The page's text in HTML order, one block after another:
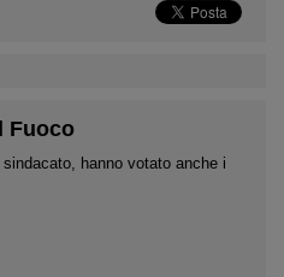
Fuoco
hanno votato anche i